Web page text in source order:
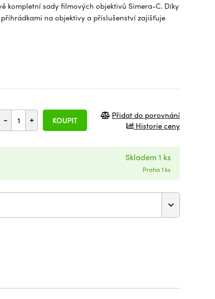
kompletní sady filmových objektivů Simera-C. Díky
na objektivy a příslušenství zajišťuje
- + KOUPIT
Přidat do porovnání
Historie ceny
Skladem 1 ks
Praha 1 ks